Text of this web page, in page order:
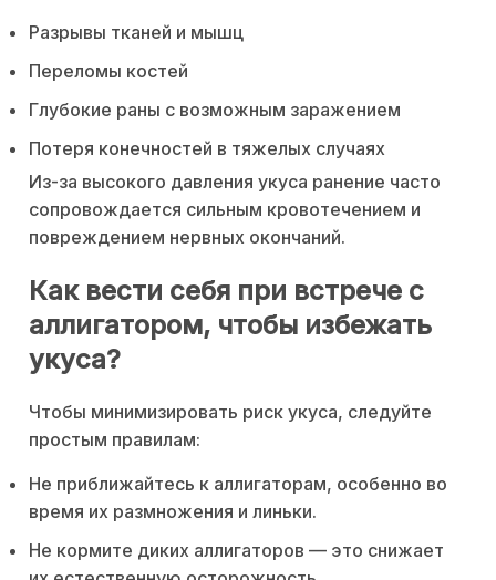
Разрывы тканей и мышц
Переломы костей
Глубокие раны с возможным заражением
Потеря конечностей в тяжелых случаях
Из-за высокого давления укуса ранение часто
сопровождается сильным кровотечением и
повреждением нервных окончаний.
Как вести себя при встрече с
аллигатором, чтобы избежать
укуса?
Чтобы минимизировать риск укуса, следуйте
простым правилам:
Не приближайтесь к аллигаторам, особенно во
время их размножения и линьки.
Не кормите диких аллигаторов — это снижает